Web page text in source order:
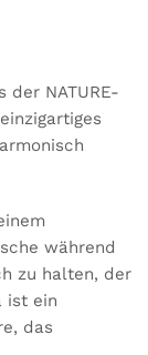
der NATURE-
während
zu halten, der
ist ein
das